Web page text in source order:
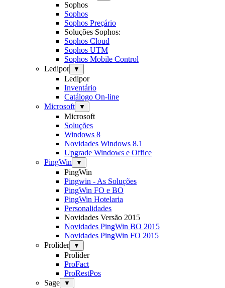
Sophos
Sophos
Sophos Preçário
Soluções Sophos:
Sophos Cloud
Sophos UTM
Sophos Mobile Control
Ledipor
▼
Ledipor
Inventário
Catálogo On-line
Microsoft
▼
Microsoft
Soluções
Windows 8
Novidades Windows 8.1
Upgrade Windows e Office
PingWin
▼
PingWin
Pingwin - As Soluções
PingWin FO e BO
PingWin Hotelaria
Personalidades
Novidades Versão 2015
Novidades PingWin BO 2015
Novidades PingWin FO 2015
Prolider
▼
Prolider
ProFact
ProRestPos
Sage
▼